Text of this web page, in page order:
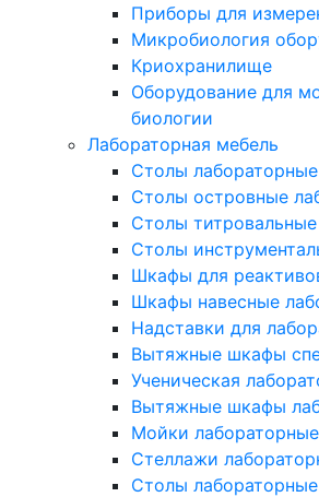
Приборы для
Микробиология
Криохранилище
Оборудование для
биологии
Лабораторная мебель
Столы
Столы островные
Столы титровальные
Столы
Шкафы для
Шкафы навесные
Надставки для
Вытяжные шкафы
Ученическая
Вытяжные шкафы
Мойки лабораторные
Стеллажи
Столы лабораторные